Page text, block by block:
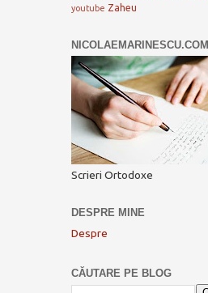
youtube Zaheu
NICOLAEMARINESCU.COM
Scrieri Ortodoxe
DESPRE MINE
Despre
CĂUTARE PE BLOG